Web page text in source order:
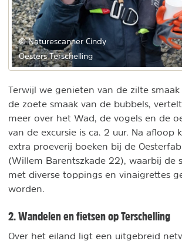
© Naturescanner Cindy
Oesters Terschelling
Terwijl we genieten van de zilte smaak
de zoete smaak van de bubbels,
meer over het Wad, de vogels en de
van de excursie is ca. 2 uur. Na afloop
extra proeverij boeken bij de
(Willem Barentszkade 22), waarbij de
met diverse toppings en vinaigrettes
worden.
2. Wandelen en fietsen op Terschelling
Over het eiland ligt een uitgebreid